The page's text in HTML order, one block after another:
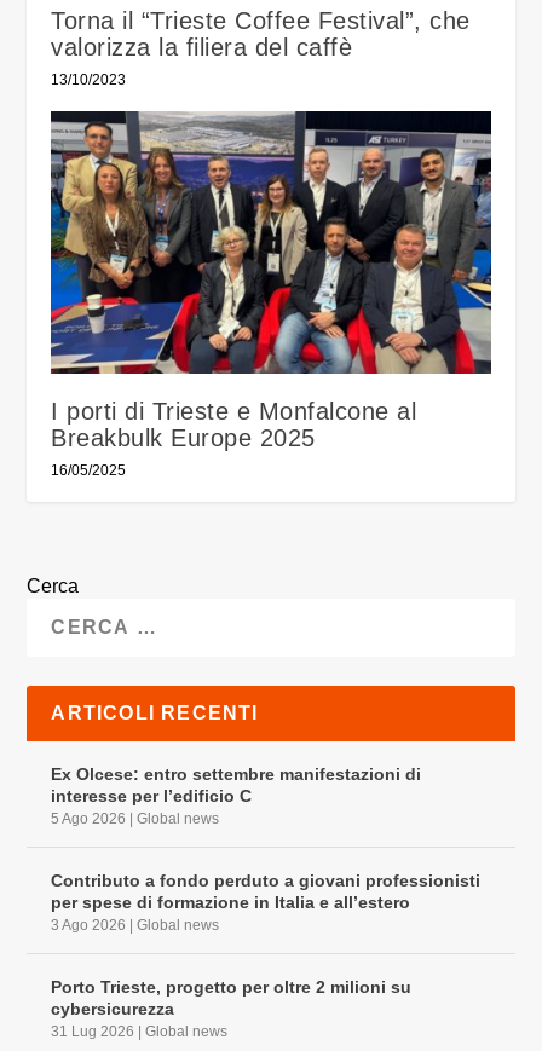
Torna il “Trieste Coffee Festival”, che
valorizza la filiera del caffè
13/10/2023
I porti di Trieste e Monfalcone al
Breakbulk Europe 2025
16/05/2025
Cerca
ARTICOLI RECENTI
Ex Olcese: entro settembre manifestazioni di
interesse per l’edificio C
5 Ago 2026 |Global news
Contributo a fondo perduto a giovani professionisti
per spese di formazione in Italia e all’estero
3 Ago 2026 |Global news
Porto Trieste, progetto per oltre 2 milioni su
cybersicurezza
31 Lug 2026 |Global news